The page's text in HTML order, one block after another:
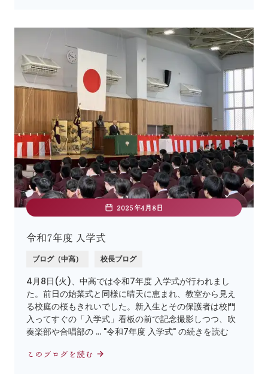
2025年4月8日
令和7年度 入学式
ブログ（中高） 校長ブログ
4月8日(火)、中高では令和7年度 入学式が行われまし
た。前日の始業式と同様に晴天に恵まれ、教室から見え
る校庭の桜もきれいでした。新入生とその保護者は校門
入ってすぐの「入学式」看板の前で記念撮影しつつ、吹
奏楽部や合唱部の … "令和7年度 入学式" の続きを読む
このブログを読む